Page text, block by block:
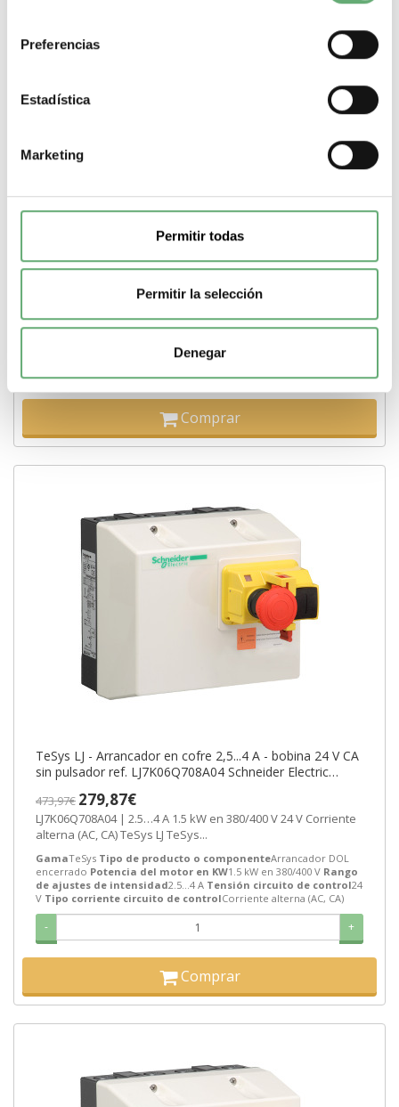
Preferencias
Estadística
Marketing
Permitir todas
Permitir la selección
Denegar
TeSys LJ - Arrancador en cofre 4...6,3 A - bobina 24 V CA
ref. LJ7K06Q710 Schneider Electric [PLAZO 3-6
LJ7K06Q710 | 4…6.3 A 2.2 kW en 380/400 V 24 V Corriente
alterna (AC, CA) TeSys LJ TeSys Arrancador...
Tipo de producto o componente
de ajustes de intensidad4…6.3 A Tensión circuito de control24
Comprar
TeSys LJ - Arrancador en cofre 2,5...4 A - bobina 24 V CA
sin pulsador ref. LJ7K06Q708A04 Schneider Electric
473,97€ 279,87€
LJ7K06Q708A04 | 2.5…4 A 1.5 kW en 380/400 V 24 V Corriente
alterna (AC, CA) TeSys LJ TeSys...
GamaTeSys Tipo de producto o componenteArrancador DOL
encerrado Potencia del motor en KW1.5 kW en 380/400 V Rango
de ajustes de intensidad2.5…4 A Tensión circuito de control24
V Tipo corriente circuito de controlCorriente alterna (AC, CA)
- +
Comprar